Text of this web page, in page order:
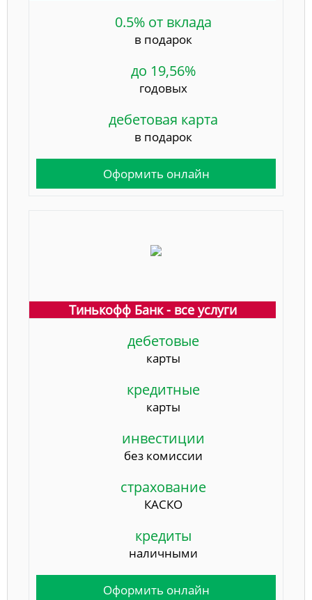
0.5% от вклада
в подарок
до 19,56%
годовых
дебетовая карта
в подарок
Оформить онлайн
Тинькофф Банк - все услуги
дебетовые
карты
кредитные
карты
инвестиции
без комиссии
страхование
КАСКО
кредиты
наличными
Оформить онлайн